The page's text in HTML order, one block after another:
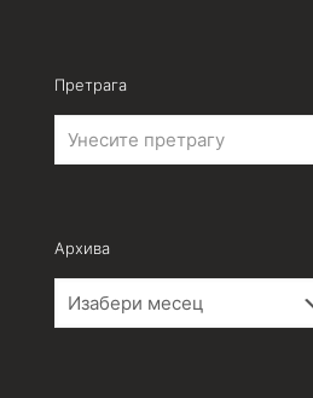
Претрага
Архива